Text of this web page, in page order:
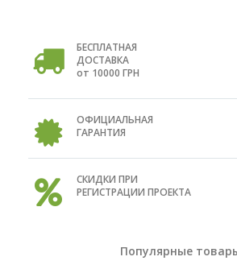
БЕСПЛАТНАЯ
ДОСТАВКА
от 10000 ГРН
ОФИЦИАЛЬНАЯ
ГАРАНТИЯ
СКИДКИ ПРИ
РЕГИСТРАЦИИ ПРОЕКТА
Популярные